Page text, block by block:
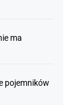
ma
pojemników